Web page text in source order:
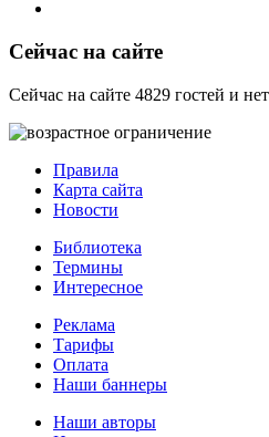
Сейчас на сайте
Сейчас на сайте 4829 гостей и
Правила
Карта сайта
Новости
Библиотека
Термины
Интересное
Реклама
Тарифы
Оплата
Наши баннеры
Наши авторы